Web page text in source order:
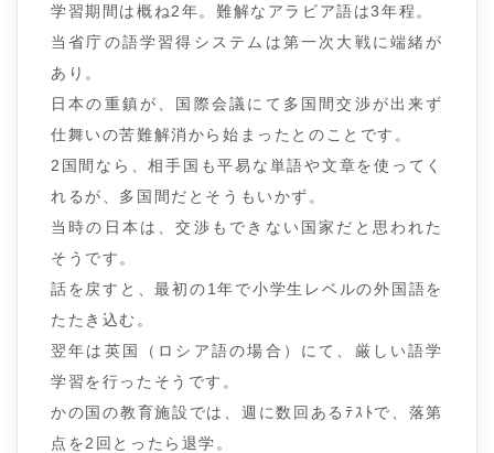
学習期間は概ね2年。難解なアラビア語は3年程。
当省庁の語学習得システムは第一次大戦に端緒が
あり。
日本の重鎮が、国際会議にて多国間交渉が出来ず
仕舞いの苦難解消から始まったとのことです。
2国間なら、相手国も平易な単語や文章を使ってく
れるが、多国間だとそうもいかず。
当時の日本は、交渉もできない国家だと思われた
そうです。
話を戻すと、最初の1年で小学生レベルの外国語を
たたき込む。
翌年は英国（ロシア語の場合）にて、厳しい語学
学習を行ったそうです。
かの国の教育施設では、週に数回あるﾃｽﾄで、落第
点を2回とったら退学。